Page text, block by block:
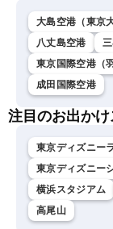
大島空港（東京
八丈島空港
東京国際空港（
成田国際空港
注目のお出かけ
東京ディズニー
東京ディズニー
横浜スタジアム
高尾山